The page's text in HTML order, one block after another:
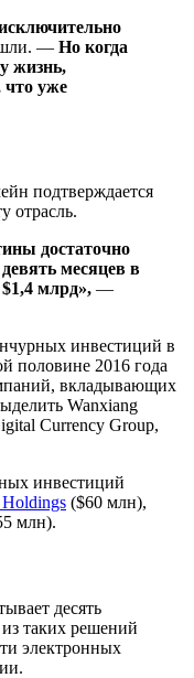
— Но когда
жизнь,
что уже
подтверждается
отрасль.
достаточно
месяцев в
млрд», —
инвестиций в
половине 2016 года
вкладывающих
Wanxiang
Currency Group,
инвестиций
($60 млн),
млн).
десять
таких решений
электронных